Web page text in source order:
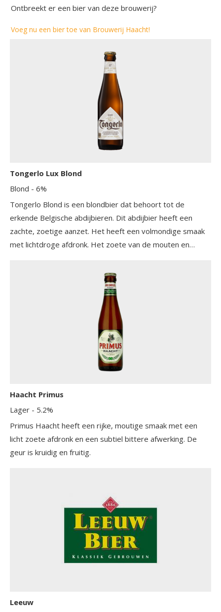
Ontbreekt er een bier van deze brouwerij?
Voeg nu een bier toe van Brouwerij Haacht!
Tongerlo Lux Blond
Blond - 6%
Tongerlo Blond is een blondbier dat behoort tot de
erkende Belgische abdijbieren. Dit abdijbier heeft een
zachte, zoetige aanzet. Het heeft een volmondige smaak
met lichtdroge afdronk. Het zoete van de mouten en
bittere toetsen. Echt een smaakvolle doordrinker.
Haacht Primus
Lager - 5.2%
Primus Haacht heeft een rijke, moutige smaak met een
licht zoete afdronk en een subtiel bittere afwerking. De
geur is kruidig en fruitig.
Leeuw